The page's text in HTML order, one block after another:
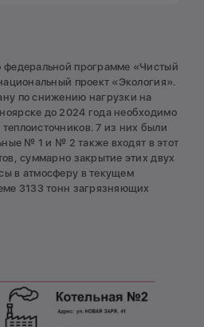
федеральной программе «Чистый
проект «Экология».
по снижению нагрузки на
до 2024 года необходимо
7 из них были
№ 1 и № 2 также входят в этот
суммарно закрытие этих двух
в атмосферу в текущем
3133 тонн загрязняющих